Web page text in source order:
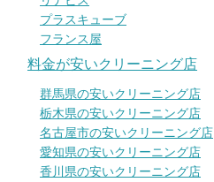
プラスキューブ
フランス屋
料金が安いクリーニング店
群馬県の安いクリーニング店
栃木県の安いクリーニング店
名古屋市の安いクリーニング店
愛知県の安いクリーニング店
香川県の安いクリーニング店